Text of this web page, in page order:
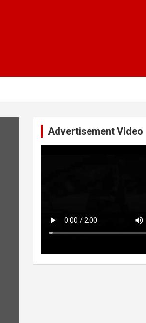
Advertisement Video